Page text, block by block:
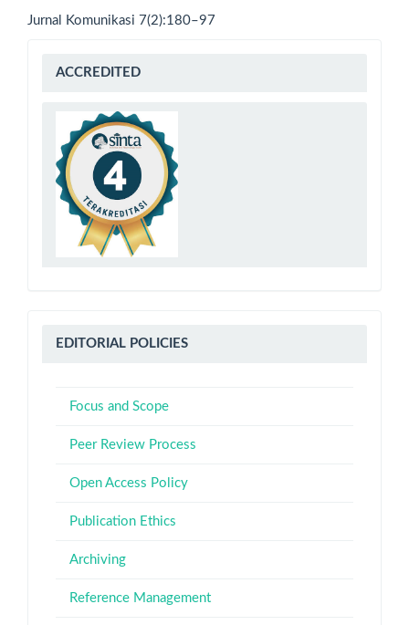
Jurnal Komunikasi 7(2):180–97
sinta
ACCREDITED
Editorial
EDITORIAL POLICIES
Focus and Scope
Peer Review Process
Open Access Policy
Publication Ethics
Archiving
Reference Management